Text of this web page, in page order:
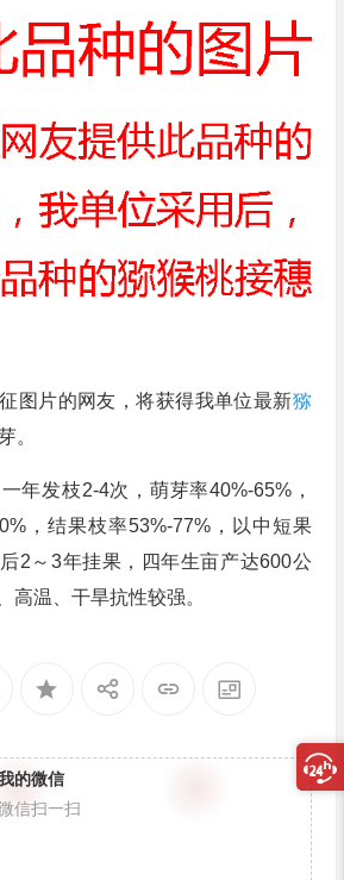
图片的网友，将获得我单位最新猕
。
年发枝2-4次，萌芽率40%-65%，
，结果枝率53%-77%，以中短果
2～3年挂果，四年生亩产达600公
高温、干旱抗性较强。
的微信
信扫一扫